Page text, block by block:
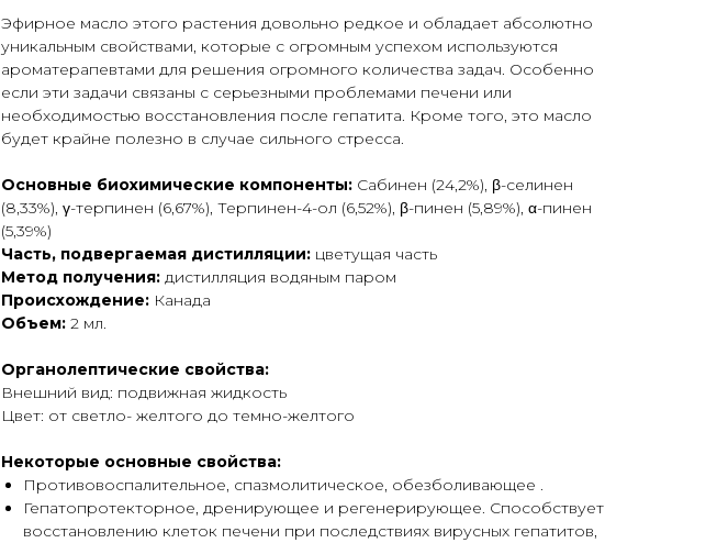
Эфирное масло этого растения довольно редкое и обладает абсолютно
уникальным свойствами, которые с огромным успехом используются
ароматерапевтами для решения огромного количества задач. Особенно
если эти задачи связаны с серьезными проблемами печени или
необходимостью восстановления после гепатита. Кроме того, это масло
будет крайне полезно в случае сильного стресса.
Основные биохимические компоненты: Сабинен (24,2%), β-селинен
(8,33%), γ-терпинен (6,67%), Терпинен-4-ол (6,52%), β-пинен (5,89%), α-пинен
(5,39%)
Часть, подвергаемая дистилляции: цветущая часть
Метод получения: дистилляция водяным паром
Происхождение: Канада
Объем: 2 мл.
Органолептические свойства:
Внешний вид: подвижная жидкость
Цвет: от светло- желтого до темно-желтого
Некоторые основные свойства:
Противовоспалительное, спазмолитическое, обезболивающее .
Гепатопротекторное, дренирующее и регенерирующее. Способствует
восстановлению клеток печени при последствиях вирусных гепатитов,